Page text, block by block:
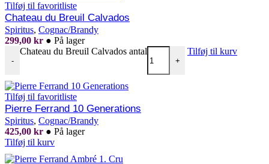
Tilføj til favoritliste
Chateau du Breuil Calvados
Spiritus, Cognac/Brandy
299,00 kr ● På lager
-
Chateau du Breuil Calvados antal
+
Tilføj til kurv
Tilføj til favoritliste
Pierre Ferrand 10 Generations
Spiritus, Cognac/Brandy
425,00 kr ● På lager
Tilføj til kurv